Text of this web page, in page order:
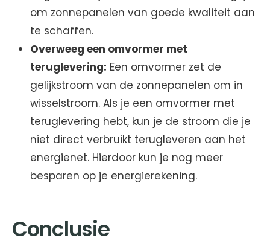
om zonnepanelen van goede kwaliteit aan
te schaffen.
Overweeg een omvormer met
teruglevering: Een omvormer zet de
gelijkstroom van de zonnepanelen om in
wisselstroom. Als je een omvormer met
teruglevering hebt, kun je de stroom die je
niet direct verbruikt terugleveren aan het
energienet. Hierdoor kun je nog meer
besparen op je energierekening.
Conclusie